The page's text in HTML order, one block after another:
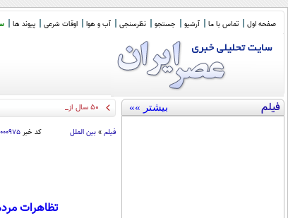
صفحه اول تماس با ما آرشیو جستجو نظرسنجی آب و هوا اوقات شرعی پیوند ها
فیلم بیشتر »» 50 سال از نخستین پرواز هم
فیلم » بین الملل کد خبر
تظاهرات